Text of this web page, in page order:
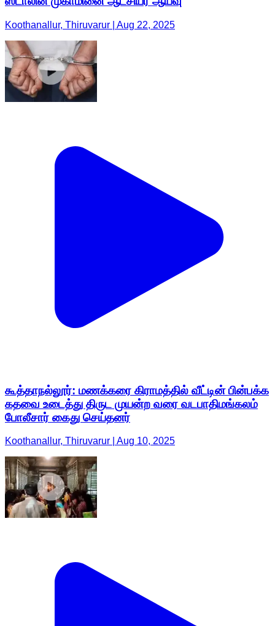
Koothanallur, Thiruvarur | Aug 22, 2025
கூத்தாநல்லூர்: மணக்கரை கிராமத்தில் வீட்டின் பின்பக்க
கதவை உடைத்து திருட முயன்ற வரை வடபாதிமங்கலம்
போலீசார் கைது செய்தனர்
Koothanallur, Thiruvarur | Aug 10, 2025